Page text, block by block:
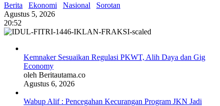
Berita Ekonomi Nasional
Sorotan
Agustus 5, 2026
20:52
Kemnaker Sesuaikan Regulasi PKWT, Alih Daya dan Gig
Economy
oleh Beritautama.co
Agustus 6, 2026
Wabup Alif : Pencegahan Kecurangan Program JKN Jadi